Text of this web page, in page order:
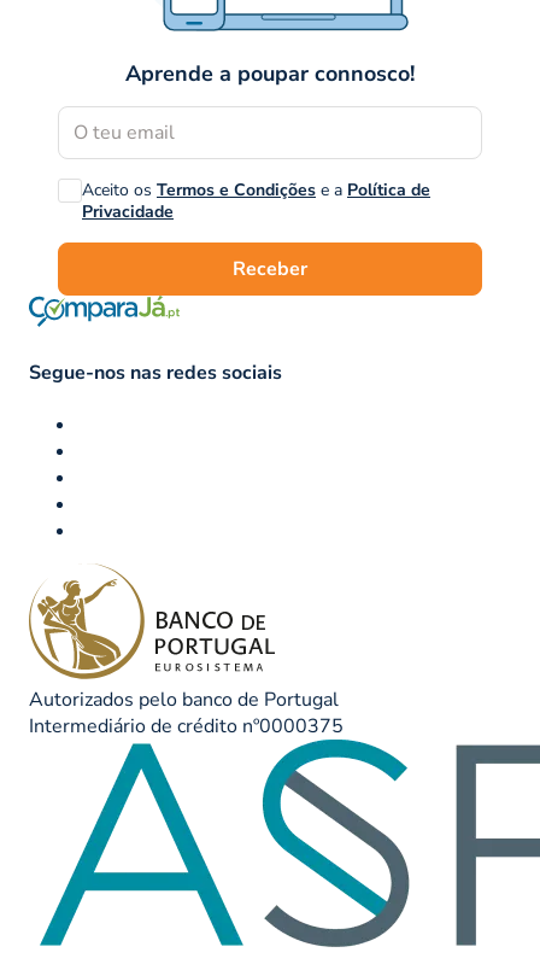
Aprende a poupar connosco!
Aceito os Termos e Condições e a Política de
Privacidade
Receber
Segue-nos nas redes sociais
Autorizados pelo banco de Portugal
Intermediário de crédito nº0000375